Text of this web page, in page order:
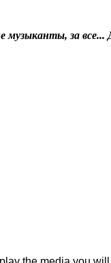
музыканты, за все...